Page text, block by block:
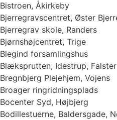
Bistroen, Åkirkeby
Bjerregravscentret, Øster
Bjerregrav skole, Randers
Bjørnshøjcentret, Trige
Blegind forsamlingshus
Blæksprutten, Idestrup, Falster
Bregnbjerg Plejehjem, Vojens
Broager ringridningsplads
Bocenter Syd, Højbjerg
Bodillestuerne, Baldersgade,